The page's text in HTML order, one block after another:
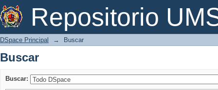
Repositorio
Buscar
DSpace Principal → Buscar
Buscar
Buscar: